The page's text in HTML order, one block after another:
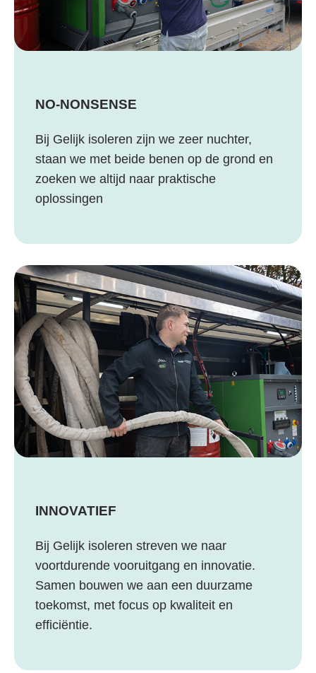
NO-NONSENSE
Bij Gelijk isoleren zijn we zeer nuchter,
staan we met beide benen op de grond en
zoeken we altijd naar praktische
oplossingen
INNOVATIEF
Bij Gelijk isoleren streven we naar
voortdurende vooruitgang en innovatie.
Samen bouwen we aan een duurzame
toekomst, met focus op kwaliteit en
efficiëntie.